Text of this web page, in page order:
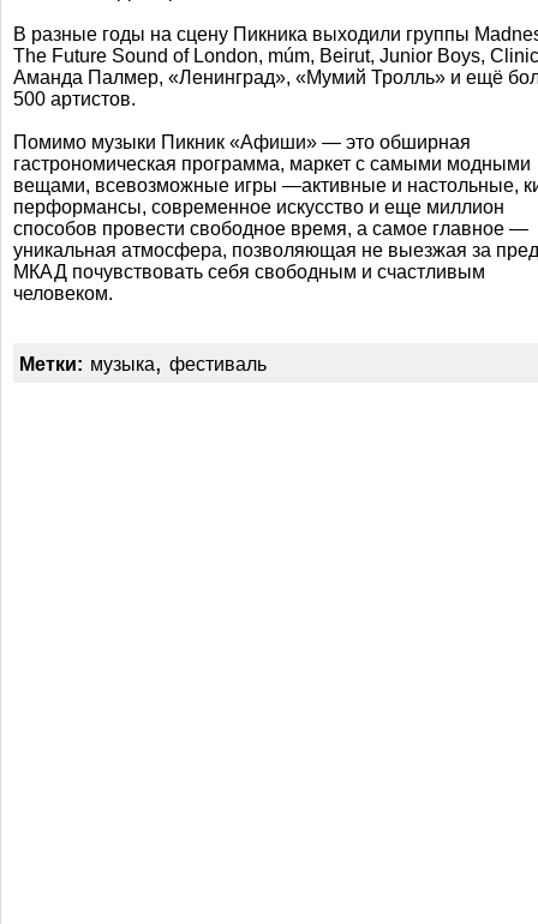
В разные годы на сцену Пикника выходили группы
The Future Sound of London, múm, Beirut, Junior Boys,
Аманда Палмер, «Ленинград», «Мумий Тролль» и ещё
500 артистов.
Помимо музыки Пикник «Афиши» — это обширная
гастрономическая программа, маркет с самыми модными
вещами, всевозможные игры —активные и настольные,
перформансы, современное искусство и еще миллион
способов провести свободное время, а самое главное —
уникальная атмосфера, позволяющая не выезжая за
МКАД почувствовать себя свободным и счастливым
человеком.
Метки: музыка, фестиваль